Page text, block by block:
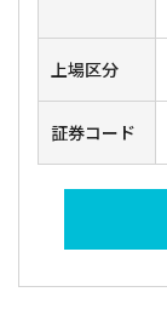
上場区分
証券コード